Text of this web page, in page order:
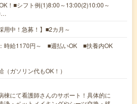
！■シフト例(1)8:00～13:00(2)10:00～
用中！急募！】■2カ月～
時給1170円～ ■週払いOK ■扶養内OK
（ガソリン代もOK！）
棟にて看護師さんのサポート！具体的に